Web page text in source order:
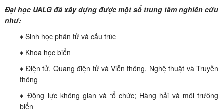
Đại học UALG đã xây dựng được một số trung tâm nghiên cứu
như:
♦ Sinh học phân tử và cấu trúc
♦ Khoa học biển
♦ Điện tử, Quang điện tử và Viễn thông, Nghệ thuật và Truyền
thông
♦ Động lực không gian và tổ chức; Hàng hải và môi trường
biển